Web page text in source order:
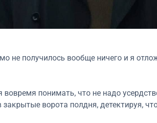
не получилось вообще ничего и я
вовремя понимать, что не надо
закрытые ворота полдня, детектируя,